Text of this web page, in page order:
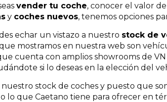
vender tu coche, conocer el valor
y coches nuevos, tenemos opciones
echar un vistazo a nuestro stock de
mostramos en nuestra web son
cuenta con amplios showrooms de
si lo deseas en la elección del
stock de coches y puesto que
lo que Caetano tiene para ofrecer en